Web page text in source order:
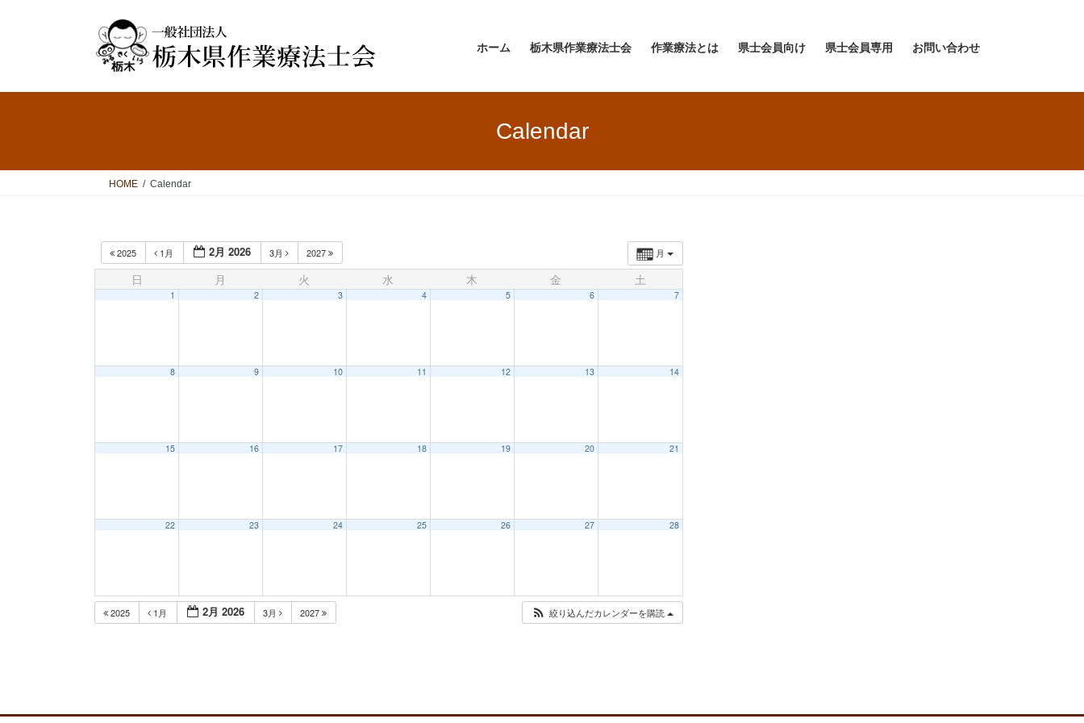
ホーム 栃木県作業療法士会 作業療法とは 県士会員向け 県士会員専用 お問い合わせ
Calendar
HOME Calendar
月
2025 1月 2月 2026 3月 2027
日 月 火 水 木 金 土
1 2 3 4 5 6 7
8 9 10 11 12 13 14
15 16 17 18 19 20 21
22 23 24 25 26 27 28
2025 1月 2月 2026 3月 2027 絞り込んだカレンダーを購読